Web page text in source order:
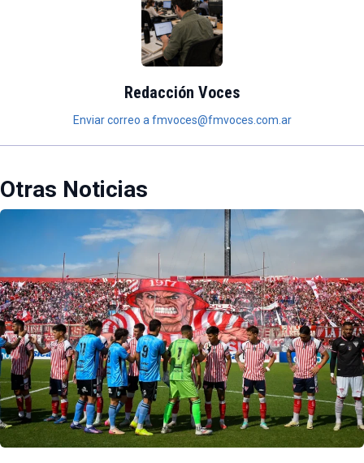
Redacción Voces
Enviar correo a fmvoces@fmvoces.com.ar
Otras Noticias